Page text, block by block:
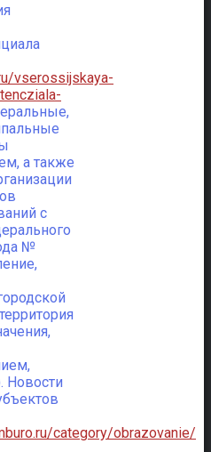
vserossijskaya-
а также
с
№
Новости
category/obrazovanie/